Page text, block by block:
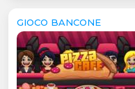
GIOCO BANCONE